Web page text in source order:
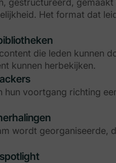
Het format dat
die leden kunnen
kunnen herbekijken.
hun voortgang richting
wordt georganiseerde,